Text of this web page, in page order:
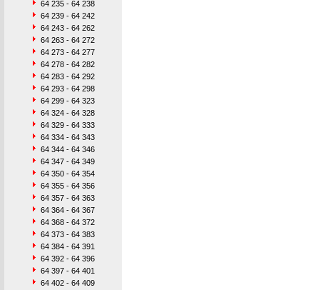
64 235 - 64 238
64 239 - 64 242
64 243 - 64 262
64 263 - 64 272
64 273 - 64 277
64 278 - 64 282
64 283 - 64 292
64 293 - 64 298
64 299 - 64 323
64 324 - 64 328
64 329 - 64 333
64 334 - 64 343
64 344 - 64 346
64 347 - 64 349
64 350 - 64 354
64 355 - 64 356
64 357 - 64 363
64 364 - 64 367
64 368 - 64 372
64 373 - 64 383
64 384 - 64 391
64 392 - 64 396
64 397 - 64 401
64 402 - 64 409